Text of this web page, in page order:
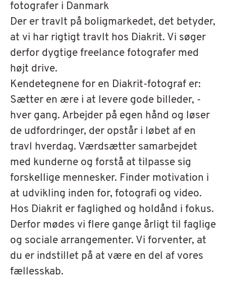
fotografer i Danmark
Der er travlt på boligmarkedet, det betyder,
at vi har rigtigt travlt hos Diakrit. Vi søger
derfor dygtige freelance fotografer med
højt drive.
Kendetegnene for en Diakrit-fotograf er:
Sætter en ære i at levere gode billeder, -
hver gang. Arbejder på egen hånd og løser
de udfordringer, der opstår i løbet af en
travl hverdag. Værdsætter samarbejdet
med kunderne og forstå at tilpasse sig
forskellige mennesker. Finder motivation i
at udvikling inden for, fotografi og video.
Hos Diakrit er faglighed og holdånd i fokus.
Derfor mødes vi flere gange årligt til faglige
og sociale arrangementer. Vi forventer, at
du er indstillet på at være en del af vores
fællesskab.